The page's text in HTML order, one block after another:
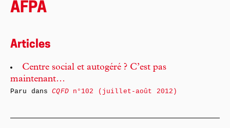
AFPA
Articles
Centre social et autogéré ? C’est pas
maintenant…
Paru dansCQFDn°102 (juillet-août 2012)